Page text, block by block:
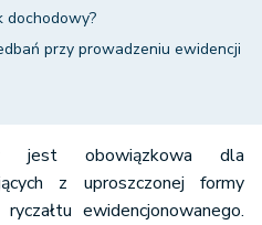
dochodowy?
przy prowadzeniu ewidencji
jest obowiązkowa dla
z uproszczonej formy
ewidencjonowanego.